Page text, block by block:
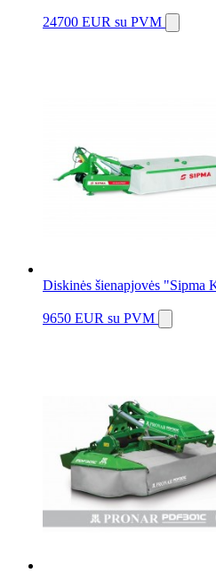
24700 EUR su PVM
Diskinės šienapjovės "Sipma
9650 EUR su PVM